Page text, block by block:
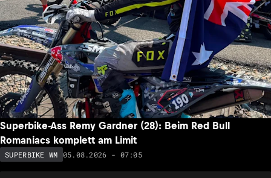
Superbike-Ass Remy Gardner (28): Beim Red Bull
Romaniacs komplett am Limit
SUPERBIKE WM 05.08.2026 - 07:05